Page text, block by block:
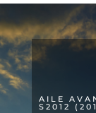
DAILY
S2012
(2012-
AILE
S2012